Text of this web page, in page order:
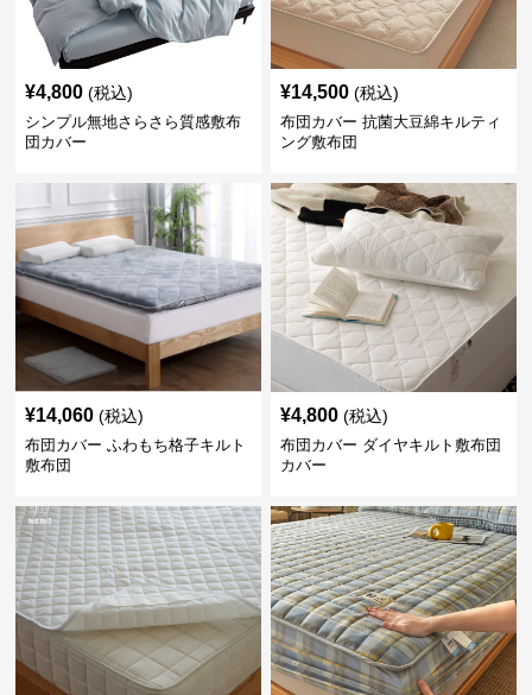
¥4,800 (税込)
シンプル無地さらさら質感敷布
団カバー
¥14,500 (税込)
布団カバー 抗菌大豆綿キルティ
ング敷布団
¥14,060 (税込)
布団カバー ふわもち格子キルト
敷布団
¥4,800 (税込)
布団カバー ダイヤキルト敷布団
カバー